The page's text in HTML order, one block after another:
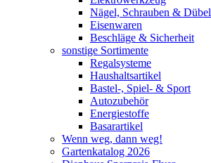
Nägel, Schrauben & Dübel
Eisenwaren
Beschläge & Sicherheit
sonstige Sortimente
Regalsysteme
Haushaltsartikel
Bastel-, Spiel- & Sport
Autozubehör
Energiestoffe
Basarartikel
Wenn weg, dann weg!
Gartenkatalog 2026